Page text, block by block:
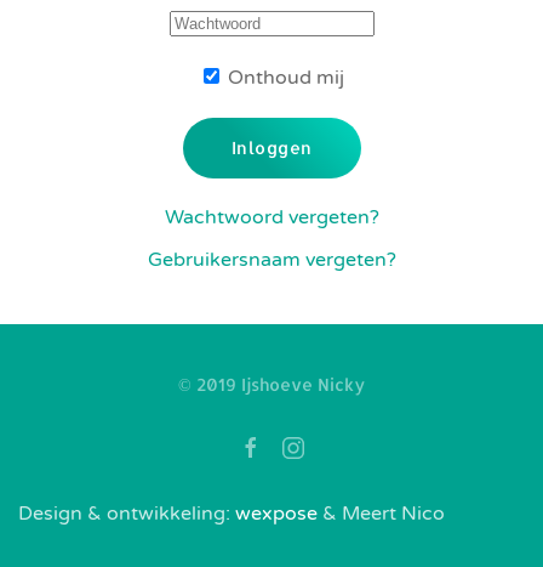
Onthoud mij
Inloggen
Wachtwoord vergeten?
Gebruikersnaam vergeten?
© 2019 Ijshoeve Nicky
Design & ontwikkeling: wexpose & Meert Nico